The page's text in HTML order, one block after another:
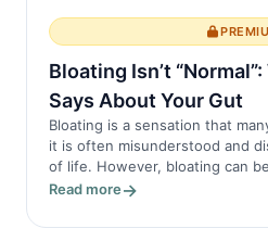
Bloating Isn’t
Says About Your Gut
Bloating is a sensation that
it is often misunderstood and
of life. However, bloating can
Read more